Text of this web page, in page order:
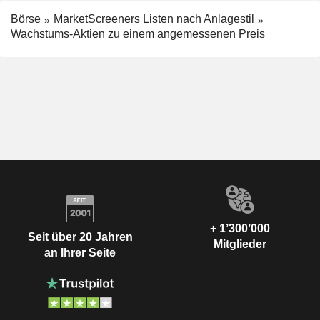
Börse
MarketScreeners Listen nach Anlagestil
Wachstums-Aktien zu einem angemessenen Preis
Seit über 20 Jahren
an Ihrer Seite
+ 1’300’000
Mitglieder